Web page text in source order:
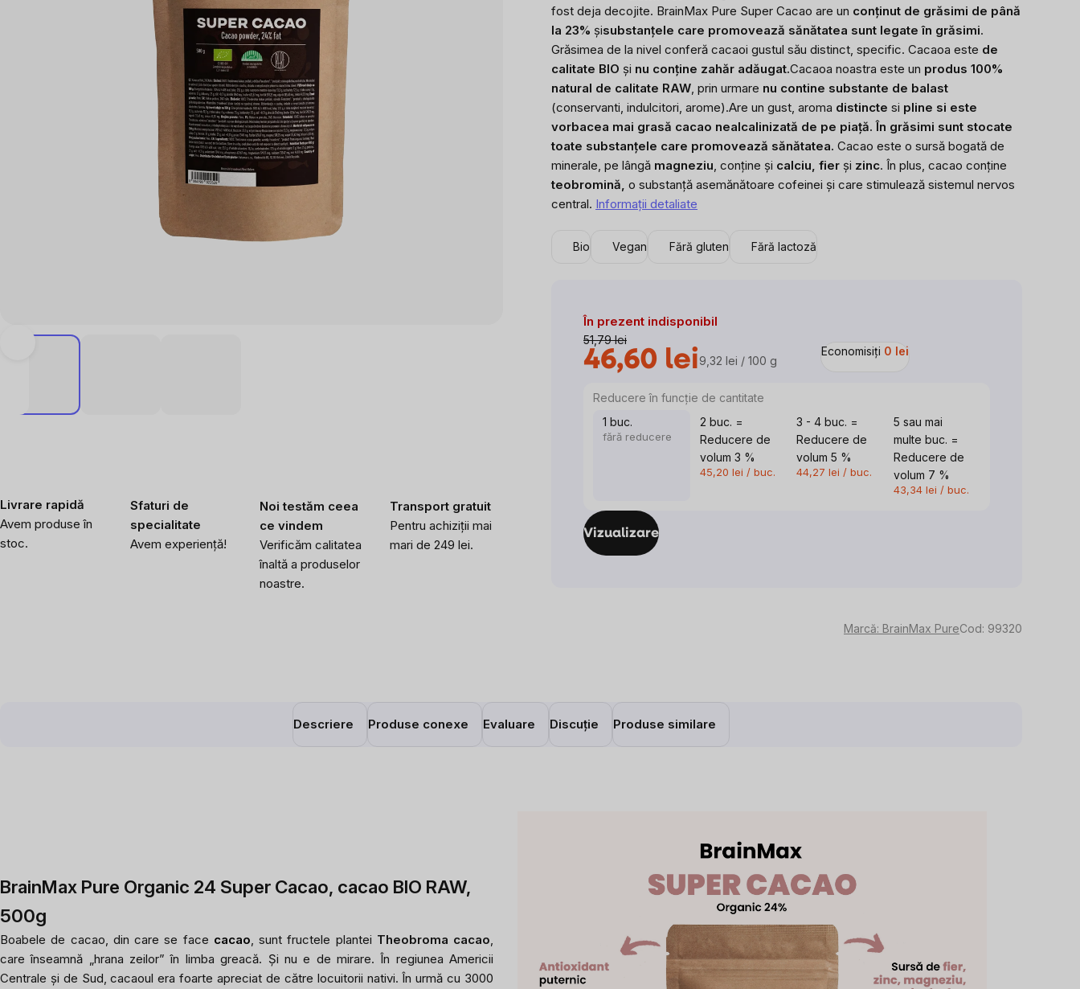
Livrare rapidă
Avem produse în
stoc.
Sfaturi de
specialitate
Avem experiență!
Noi testăm ceea
ce vindem
Verificăm calitatea
înaltă a produselor
noastre.
Transport gratuit
Pentru achiziții mai
mari de 249 lei.
fost deja decojite. BrainMax Pure Super Cacao are un conținut de grăsimi de până
la 23% șisubstanțele care promovează sănătatea sunt legate în grăsimi.
Grăsimea de la nivel conferă cacaoi gustul său distinct, specific. Cacaoa este de
calitate BIO și nu conține zahăr adăugat.Cacaoa noastra este un produs 100%
natural de calitate RAW, prin urmare nu contine substante de balast
(conservanti, indulcitori, arome).Are un gust, aroma distincte si pline si este
vorbacea mai grasă cacao nealcalinizată de pe piață. În grăsimi sunt stocate
toate substanțele care promovează sănătatea. Cacao este o sursă bogată de
minerale, pe lângă magneziu, conține și calciu, fier și zinc. În plus, cacao conține
teobromină, o substanță asemănătoare cofeinei și care stimulează sistemul nervos
central. Informaţii detaliate
Bio Vegan Fără gluten Fără lactoză
În prezent indisponibil
51,79 lei
46,60 leiEvaluare
9,32 lei / 100 g
Economisiţi 0 lei
Vizualizare
Reducere în funcţie de cantitate
1 buc.
fără reducere
2 buc. =
Reducere de
volum 3 %
45,20 lei / buc.
3 - 4 buc. =
Reducere de
volum 5 %
44,27 lei / buc.
5 sau mai
multe buc. =
Reducere de
volum 7 %
43,34 lei / buc.
Marcă: BrainMax PureCod: 99320
Descriere Produse conexe Evaluare Discuție Produse similare
BrainMax Pure Organic 24 Super Cacao, cacao BIO RAW,
500g
Boabele de cacao, din care se face cacao, sunt fructele plantei Theobroma cacao,
care înseamnă „hrana zeilor” în limba greacă. Și nu e de mirare. În regiunea Americii
Centrale și de Sud, cacaoul era foarte apreciat de către locuitorii nativi. În urmă cu 3000